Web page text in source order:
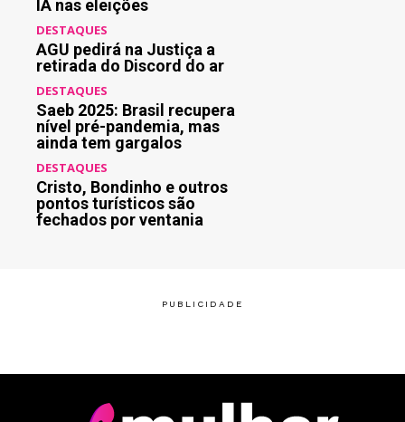
IA nas eleições
DESTAQUES
AGU pedirá na Justiça a
retirada do Discord do ar
DESTAQUES
Saeb 2025: Brasil recupera
nível pré-pandemia, mas
ainda tem gargalos
DESTAQUES
Cristo, Bondinho e outros
pontos turísticos são
fechados por ventania